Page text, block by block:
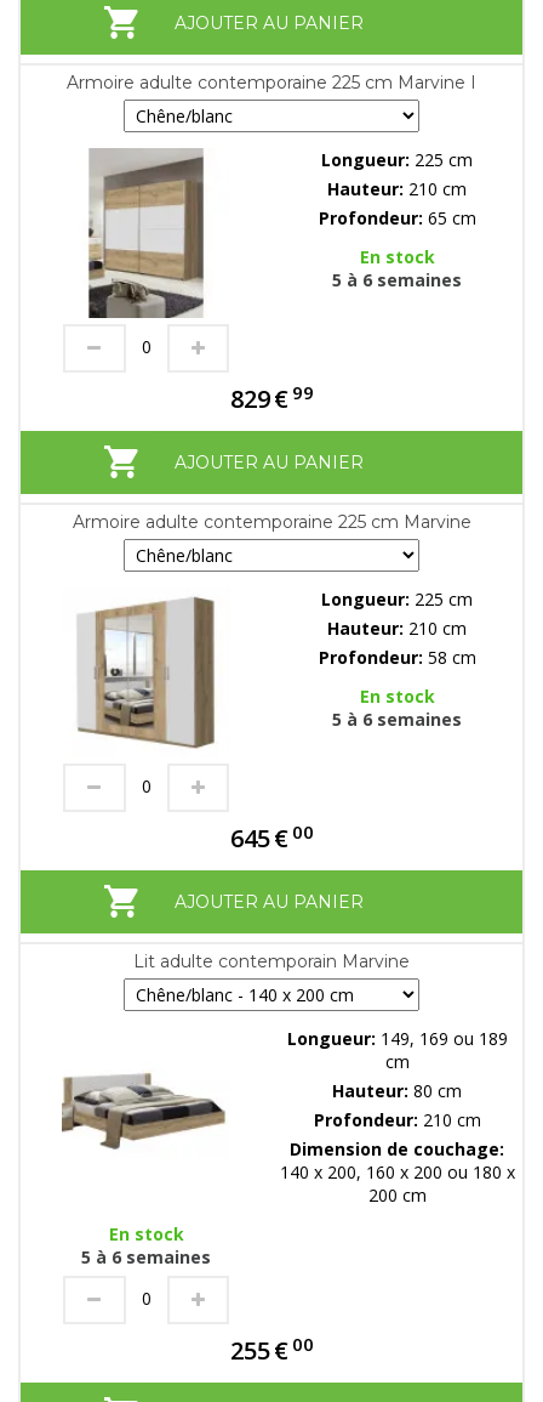
AJOUTER AU PANIER
Armoire adulte contemporaine 225 cm Marvine I
Longueur: 225 cm
Hauteur: 210 cm
Profondeur: 65 cm
En stock
5 à 6 semaines
829€ 99
AJOUTER AU PANIER
Armoire adulte contemporaine 225 cm Marvine
Longueur: 225 cm
Hauteur: 210 cm
Profondeur: 58 cm
En stock
5 à 6 semaines
645€ 00
AJOUTER AU PANIER
Lit adulte contemporain Marvine
Longueur: 149, 169 ou 189
cm
Hauteur: 80 cm
Profondeur: 210 cm
Dimension de couchage:
140 x 200, 160 x 200 ou 180 x
200 cm
En stock
5 à 6 semaines
255€ 00